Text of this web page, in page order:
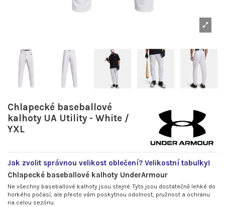
Chlapecké baseballové
kalhoty UA Utility - White /
YXL
Jak zvolit správnou velikost oblečení? Velikostní tabulky!
Chlapecké baseballové kalhoty UnderArmour
Ne všechny baseballové kalhoty jsou stejné. Tyto jsou dostatečně lehké do
horkého počasí, ale přesto vám poskytnou odolnost, pružnost a ochranu
na celou sezónu.